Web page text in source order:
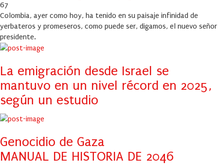
67
Colombia, ayer como hoy, ha tenido en su paisaje infinidad de
yerbateros y promeseros, como puede ser, digamos, el nuevo señor
presidente.
La emigración desde Israel se
mantuvo en un nivel récord en 2025,
según un estudio
Genocidio de Gaza
MANUAL DE HISTORIA DE 2046